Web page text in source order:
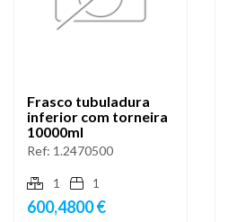
Frasco tubuladura
inferior com torneira
10000ml
Ref: 1.2470500
1 1
600,4800 €